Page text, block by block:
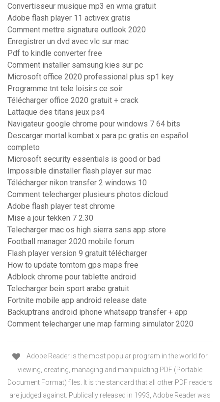
Convertisseur musique mp3 en wma gratuit
Adobe flash player 11 activex gratis
Comment mettre signature outlook 2020
Enregistrer un dvd avec vlc sur mac
Pdf to kindle converter free
Comment installer samsung kies sur pc
Microsoft office 2020 professional plus sp1 key
Programme tnt tele loisirs ce soir
Télécharger office 2020 gratuit + crack
Lattaque des titans jeux ps4
Navigateur google chrome pour windows 7 64 bits
Descargar mortal kombat x para pc gratis en español
completo
Microsoft security essentials is good or bad
Impossible dinstaller flash player sur mac
Télécharger nikon transfer 2 windows 10
Comment telecharger plusieurs photos dicloud
Adobe flash player test chrome
Mise a jour tekken 7 2.30
Telecharger mac os high sierra sans app store
Football manager 2020 mobile forum
Flash player version 9 gratuit télécharger
How to update tomtom gps maps free
Adblock chrome pour tablette android
Telecharger bein sport arabe gratuit
Fortnite mobile app android release date
Backuptrans android iphone whatsapp transfer + app
Comment telecharger une map farming simulator 2020
Adobe Reader is the most popular program in the world for
viewing, creating, managing and manipulating PDF (Portable
Document Format) files. It is the standard that all other PDF readers
are judged against. Publically released in 1993, Adobe Reader was